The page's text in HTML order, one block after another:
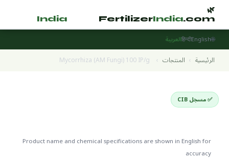
🌿
FertilizerIndia.com
India
🌐
English
हिन्दीالعربية
الرئيسية › المنتجات ›
Mycorrhiza (AM Fungi) 100 IP/g
✅ مسجل CIB
Product name and chemical specifications are shown in English for
accuracy